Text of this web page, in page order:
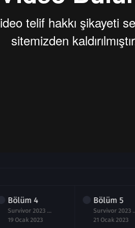
Bölüm4
Survivor 2023 4.Bölüm izle 19 Ocak
19 Ocak 2023
Bölüm 5
Survivor
21 Ocak 2023